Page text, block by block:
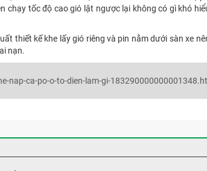
chạy tốc độ cao gió lật ngược lại không có gì khó
thiết kế khe lấy gió riêng và pin nằm dưới sàn xe
nạn.
nap-ca-po-o-to-dien-lam-gi-